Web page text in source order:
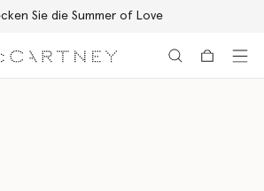
Sie die Summer of Love